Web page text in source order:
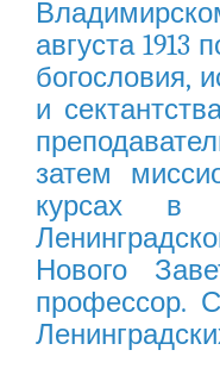
августа 1913
богословия,
и
затем
курсах в
Нового
профессор.